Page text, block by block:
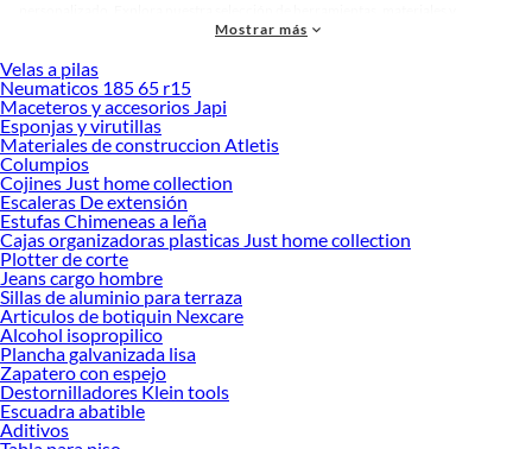
accesorios de calidad que te ayudarán a crear un espacio más tú.
Desde remodelaciones hasta proyectos de decoración, estamos aquí para hacer
tus ideas realidad. ¡Visítanos y encuentra todo lo que tenemos para ofrecerte en
Hidrolavadoras!
Explora la variedad de productos de Hidrolavadoras en Sodimac
Herramientas, materiales y accesorios de calidad para tus proyectos y
renovación de espacios. ¡Visítanos y descubre todo lo que tenemos para
ofrecerte!
Encuentra una amplia variedad de productos de Hidrolavadoras en Sodimac.
Encuentra todo lo necesario para tus proyectos de renovación y decoración.
¡Visítanos y haz tus ideas realidad!
Mostrar más
Velas a pilas
Neumaticos 185 65 r15
Maceteros y accesorios Japi
Esponjas y virutillas
Materiales de construccion Atletis
Columpios
Cojines Just home collection
Escaleras De extensión
Estufas Chimeneas a leña
Cajas organizadoras plasticas Just home collection
Plotter de corte
Jeans cargo hombre
Sillas de aluminio para terraza
Articulos de botiquin Nexcare
Alcohol isopropilico
Plancha galvanizada lisa
Zapatero con espejo
Destornilladores Klein tools
Escuadra abatible
Aditivos